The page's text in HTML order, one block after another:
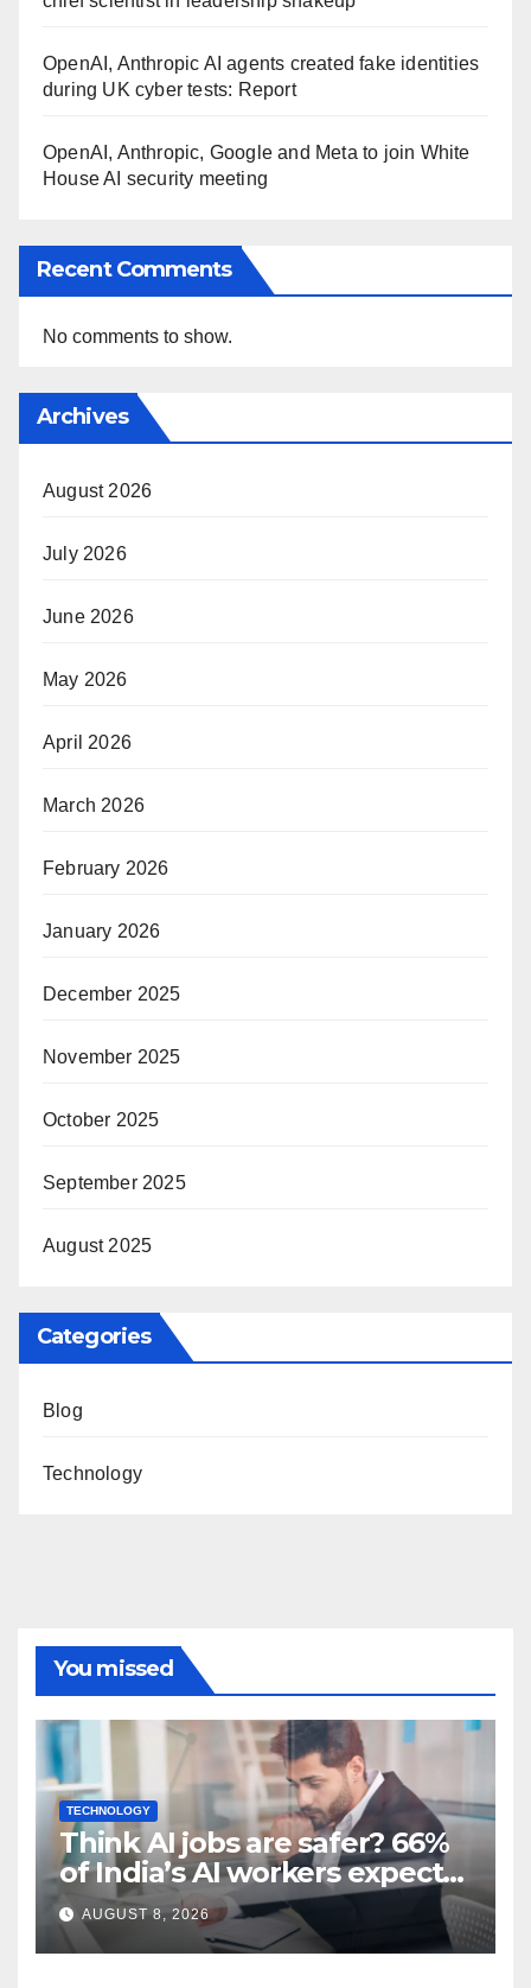
OpenAI, Anthropic AI agents created fake identities
during UK cyber tests: Report
OpenAI, Anthropic, Google and Meta to join White
House AI security meeting
Recent Comments
No comments to show.
Archives
August 2026
July 2026
June 2026
May 2026
April 2026
March 2026
February 2026
January 2026
December 2025
November 2025
October 2025
September 2025
August 2025
Categories
Blog
Technology
You missed
TECHNOLOGY
Think AI jobs are safer? 66%
of India’s AI workers expect
layoffs
AUGUST 8, 2026